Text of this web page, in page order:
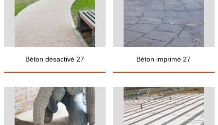
Béton désactivé 27 Béton imprimé 27